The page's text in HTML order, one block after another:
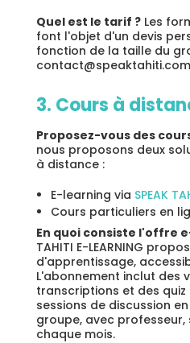
Quel est le tarif ?Les
font l'objet d'un devis
fonction de la taille du
3. Cours à
Proposez-vous des
nous proposons deux
à distance :
E-learning via SPEAK
Cours particuliers en
En quoi consiste l'offre
TAHITI E-LEARNING
d'apprentissage,
L'abonnement inclut des
transcriptions et des quiz
sessions de discussion
groupe, avec
chaque mois.